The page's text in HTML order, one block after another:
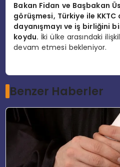
Bakan Fidan ve Başbakan
görüşmesi, Türkiye ile KKTC
dayanışmayı ve iş birliğini
koydu. İki ülke arasındaki
devam etmesi bekleniyor.
Benzer Haberler